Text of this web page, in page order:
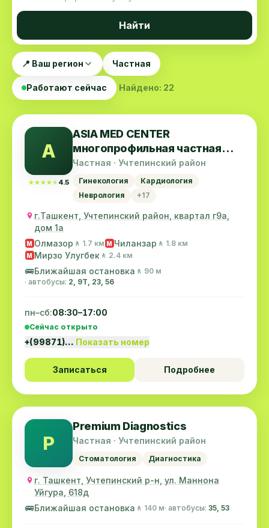
Найти
📍 Ваш регион Частная
Работают сейчас Найдено: 22
A
★★★★★
★★★★★ 4.5
ASIA MED CENTER
многопрофильная частная
клиника
Частная · Учтепинский район
Гинекология
Кардиология
Неврология
+17
г.Ташкент, Учтепинский район, квартал г9а,
дом 1а
M Олмазор 🚶 1.7 км M Чиланзар 🚶 1.8 км
M Мирзо Улугбек 🚶 2.4 км
🚌Ближайшая остановка 🚶 90 м
· автобусы: 2, 9Т, 23, 56
пн–сб:08:30–17:00
Сейчас открыто
+(99871)… Показать номер
Записаться Подробнее
P
Premium Diagnostics
Частная · Учтепинский район
Стоматология Диагностика
г. Ташкент, Учтепинский р-н, ул. Маннона
Уйгура, 618д
🚌Ближайшая остановка 🚶 140 м· автобусы: 35, 53